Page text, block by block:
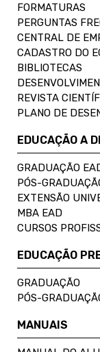
FORMATURAS
PERGUNTAS
CENTRAL DE
CADASTRO DO
BIBLIOTECAS
REVISTA
PLANO DE
EDUCAÇÃO A
GRADUAÇÃO
PÓS-
EXTENSÃO
MBA EAD
CURSOS
EDUCAÇÃO
GRADUAÇÃO
PÓS-
MANUAIS